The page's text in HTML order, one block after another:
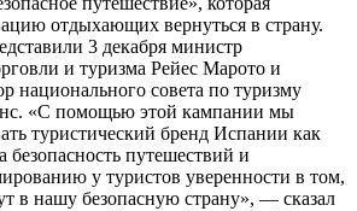
отдыхающих вернуться в страну.
3 декабря министр
и туризма Рейес Марото и
национального совета по туризму
«С помощью этой кампании мы
туристический бренд Испании как
путешествий и
у туристов уверенности в том,
в нашу безопасную страну», — сказал